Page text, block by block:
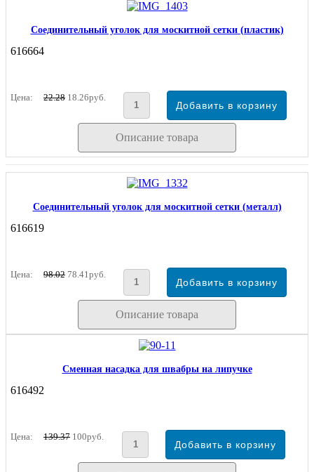
Соединительный уголок для москитной сетки (пластик)
616664
Цена: 22.28 18.26руб.
Описание товара
Соединительный уголок для москитной сетки (металл)
616619
Цена: 98.02 78.41руб.
Описание товара
Сменная насадка для швабры на липучке
616492
Цена: 139.37 100руб.